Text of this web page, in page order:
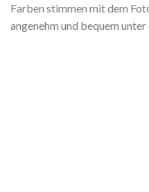
Farben stimmen mit dem
angenehm und bequem unter